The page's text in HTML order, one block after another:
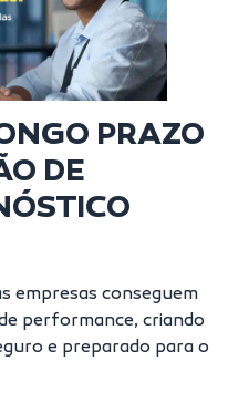
PRAZO
DE
empresas conseguem
performance, criando
e preparado para o